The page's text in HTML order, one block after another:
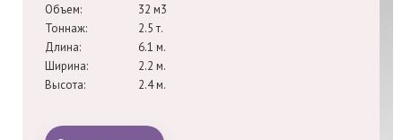
Объем:
32 м3
Тоннаж:
2.5 т.
Длина:
6.1 м.
Ширина:
2.2 м.
Высота:
2.4 м.